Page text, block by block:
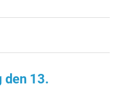
den 13.